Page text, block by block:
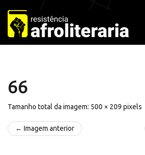
Pular
para
o
conteúdo
66
Tamanho total da imagem: 500 × 209 pixels
← Imagem anterior